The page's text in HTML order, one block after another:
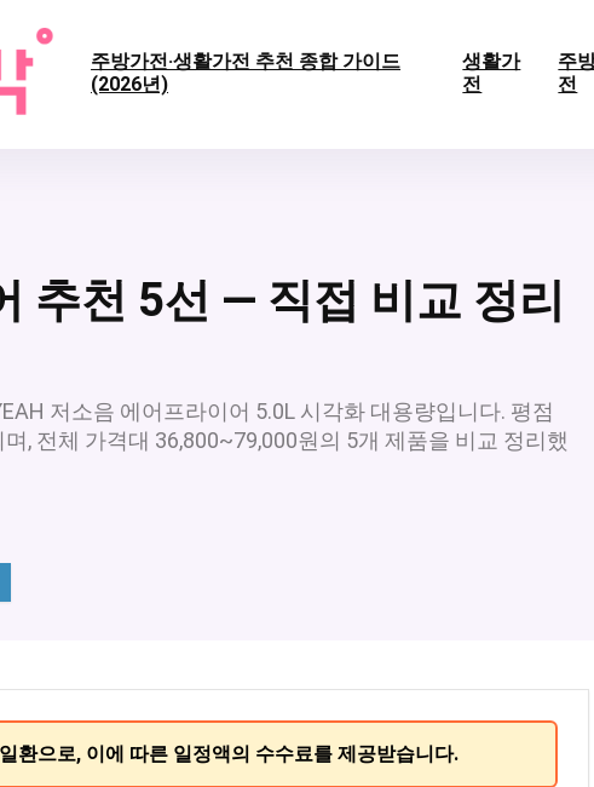
주방가전·생활가전 추천 종합 가이드
(2026년)
생활가
전
주
전
추천 5선 — 직접 비교 정리
저소음 에어프라이어 5.0L 시각화 대용량입니다. 평점
, 전체 가격대 36,800~79,000원의 5개 제품을 비교 정리했
환으로, 이에 따른 일정액의 수수료를 제공받습니다.